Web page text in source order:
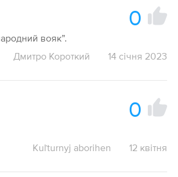
0
вояк”.
Дмитро Короткий 14 січня 2023
0
Kuľturnyj aborihen 12 квітня